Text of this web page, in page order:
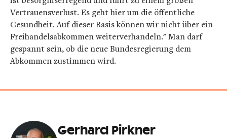
Vertrauensverlust. Es geht hier um die öffentliche
Gesundheit. Auf dieser Basis können wir nicht über ein
Freihandelsabkommen weiterverhandeln." Man darf
gespannt sein, ob die neue Bundesregierung dem
Abkommen zustimmen wird.
Gerhard Pirkner